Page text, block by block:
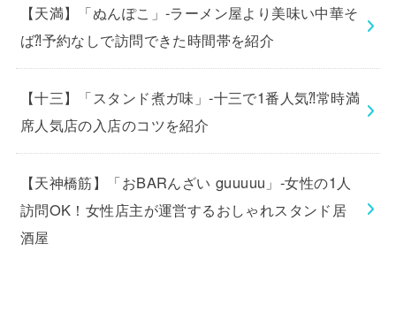
【天満】「ぬんぽこ」-ラーメン屋より美味い中華そ
ば⁈予約なしで訪問できた時間帯を紹介
【十三】「スタンド煮ガ味」-十三で1番人気⁈常時満
席人気店の入店のコツを紹介
【天神橋筋】「おBARんざい guuuuu」-女性の1人
訪問OK！女性店主が運営するおしゃれスタンド居
酒屋